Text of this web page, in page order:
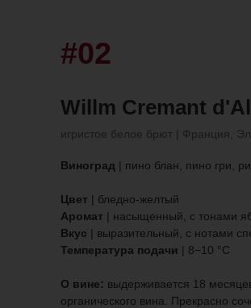
#02
Willm Cremant
игристое белое брют | Франция,
Виноград | пино блан, пино гри,
Цвет | бледно-желтый
Аромат | насыщенный, с тонами
Вкус | выразительный, с нотами
Температура подачи | 8−10 °C
О вине: выдерживается 18
органического вина. Прекрасно